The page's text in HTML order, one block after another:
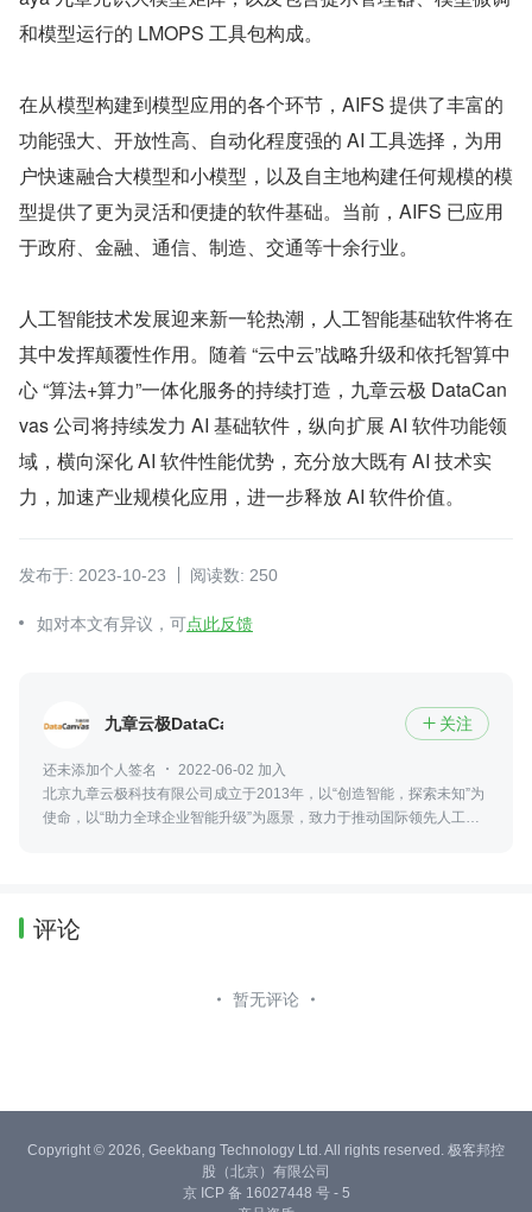
和模型运行的 LMOPS 工具包构成。
在从模型构建到模型应用的各个环节，AIFS 提供了丰富的
功能强大、开放性高、自动化程度强的 AI 工具选择，为用
户快速融合大模型和小模型，以及自主地构建任何规模的模
型提供了更为灵活和便捷的软件基础。当前，AIFS 已应用
于政府、金融、通信、制造、交通等十余行业。
人工智能技术发展迎来新一轮热潮，人工智能基础软件将在
其中发挥颠覆性作用。随着 “云中云”战略升级和依托智算中
心 “算法+算力”一体化服务的持续打造，九章云极 DataCan
vas 公司将持续发力 AI 基础软件，纵向扩展 AI 软件功能领
域，横向深化 AI 软件性能优势，充分放大既有 AI 技术实
力，加速产业规模化应用，进一步释放 AI 软件价值。
发布于: 2023-10-23 阅读数: 250
如对本文有异议，可点此反馈
九章云极DataCanvas  关注
还未添加个人签名
2022-06-02 加入
北京九章云极科技有限公司成立于2013年，以“创造智能，探索未知”为
使命，以“助力全球企业智能升级”为愿景，致力于推动国际领先人工智
评论
暂无评论
Copyright © 2026, Geekbang Technology Ltd. All rights reserved. 极客邦控
股（北京）有限公司
京 ICP 备 16027448 号 - 5